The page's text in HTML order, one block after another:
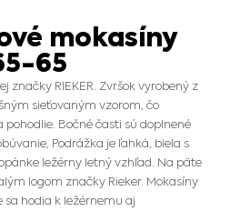
mokasíny
65
značky RIEKER. Zvršok vyrobený z
sieťovaným vzorom, čo
Bočné časti sú doplnené
Podrážka je ľahká, biela s
ležérny letný vzhľad. Na päte
logom značky Rieker. Mokasíny
sa hodia k ležérnemu aj